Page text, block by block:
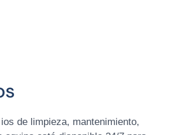
de limpieza, mantenimiento,